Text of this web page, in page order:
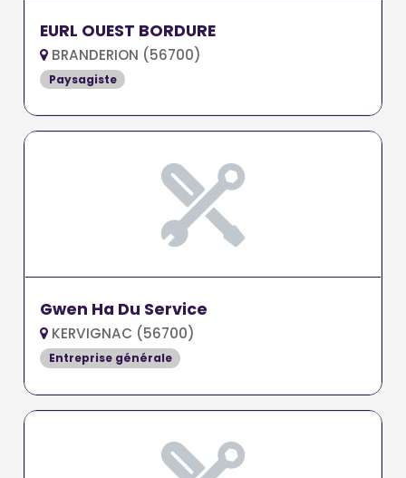
EURL OUEST BORDURE
BRANDERION (56700)
Paysagiste
Gwen Ha Du Service
KERVIGNAC (56700)
Entreprise générale